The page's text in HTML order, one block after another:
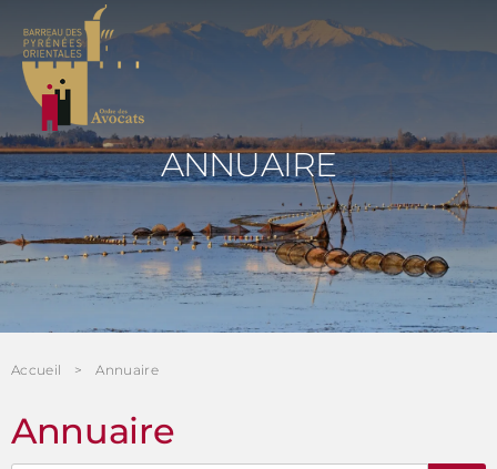
ANNUAIRE
Accueil Annuaire
Annuaire
Panneau de gestion des cookies